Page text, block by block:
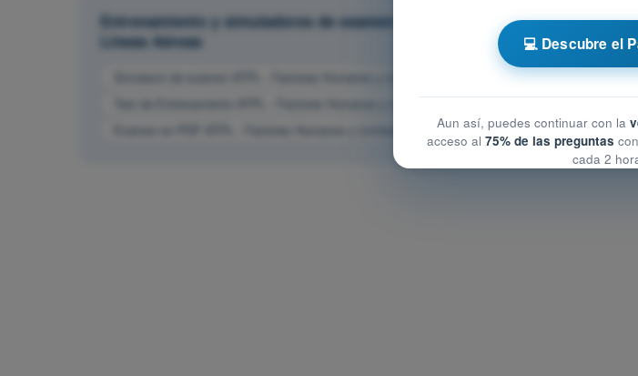
Entrenamiento y simuladores de examen ATPL - Licencia de Piloto de
Líneas Aéreas
💻 Descubre el
Aun así, puedes continuar con la
acceso al 75% de las preguntas
cada 2